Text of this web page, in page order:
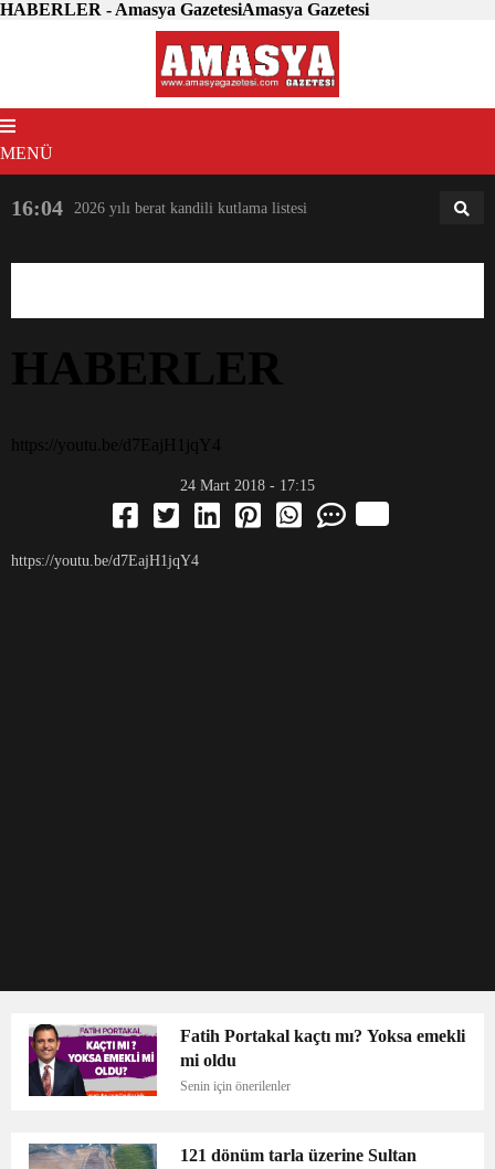
HABERLER - Amasya GazetesiAmasya Gazetesi
MENÜ
16:04 2026 yılı berat kandili kutlama listesi 18:31
HABERLER
https://youtu.be/d7EajH1jqY4
24 Mart 2018 - 17:15
https://youtu.be/d7EajH1jqY4
Fatih Portakal kaçtı mı? Yoksa emekli
mi oldu
Senin için önerilenler
121 dönüm tarla üzerine Sultan